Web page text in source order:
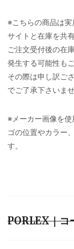
※こちらの商品は
サイトと在庫を共
ご注文受付後の在
発生する可能性も
その際は申し訳ご
でご了承下さいませ
※メーカー画像を
ゴの位置やカラー
す。
PORLEX｜コ